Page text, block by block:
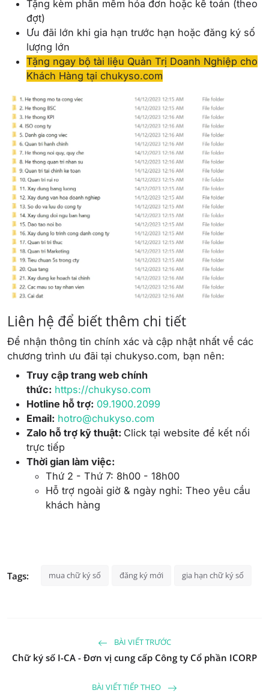
Tặng kèm phần mềm hóa đơn hoặc kế toán (theo
đợt)
Ưu đãi lớn khi gia hạn trước hạn hoặc đăng ký số
lượng lớn
Tặng ngay bộ tài liệu Quản Trị Doanh Nghiệp cho
Khách Hàng tại chukyso.com
Liên hệ để biết thêm chi tiết
Để nhận thông tin chính xác và cập nhật nhất về các
chương trình ưu đãi tại chukyso.com, bạn nên:
Truy cập trang web chính
thức: https://chukyso.com
Hotline hỗ trợ: 09.1900.2099
Email: hotro@chukyso.com
Zalo hỗ trợ kỹ thuật: Click tại website để kết nối
trực tiếp
Thời gian làm việc:
Thứ 2 - Thứ 7: 8h00 - 18h00
Hỗ trợ ngoài giờ & ngày nghỉ: Theo yêu cầu
khách hàng
Tags: mua chữ ký số đăng ký mới gia hạn chữ ký số
BÀI VIẾT TRƯỚC
Chữ ký số I-CA - Đơn vị cung cấp Công ty Cổ phần ICORP
BÀI VIẾT TIẾP THEO